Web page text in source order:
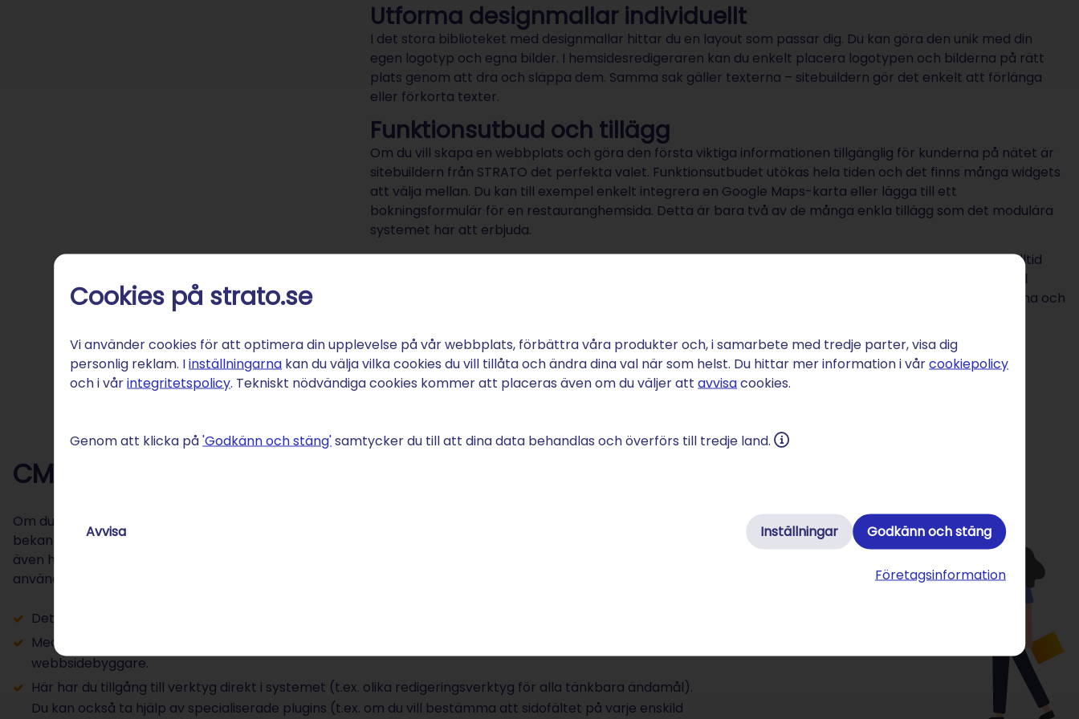
Cookies på strato.se
Vi använder cookies för att optimera din upplevelse på vår webbplats, förbättra våra produkter och, i samarbete med tredje parter, visa dig
personlig reklam. Iinställningarna kan du välja vilka cookies du vill tillåta och ändra dina val när som helst. Du hittar mer information i vårcookiepolicy
och i vårintegritetspolicy. Tekniskt nödvändiga cookies kommer att placeras även om du väljer attavvisacookies.
Genom att klicka på'Godkänn och stäng'samtycker du till att dina data behandlas och överförs till tredje land.
Avvisa Inställningar Godkänn och stäng
Företagsinformation
Utforma designmallar individuellt
I det stora biblioteket med designmallar hittar du en layout som passar dig. Du kan göra den unik med din
egen logotyp och egna bilder. I hemsidesredigeraren kan du enkelt placera logotypen och bilderna på rätt
plats genom att dra och släppa dem. Samma sak gäller texterna – sitebuildern gör det enkelt att förlänga
eller förkorta texter.
Funktionsutbud och tillägg
Om du vill skapa en webbplats och göra den första viktiga informationen tillgänglig för kunderna på nätet är
sitebuildern från STRATO det perfekta valet. Funktionsutbudet utökas hela tiden och det finns många widgets
att välja mellan. Du kan till exempel enkelt integrera en Google Maps-karta eller lägga till ett
bokningsformulär för en restauranghemsida. Detta är bara två av de många enkla tillägg som det modulära
systemet har att erbjuda.
En webbplats med mycket komplexa funktioner som är särskilt anpassad till ditt företag är dock inte alltid
möjlig med webbsidebyggaren. Men frågan är om du faktiskt behöver sådana extrafunktioner. Om du till
exempel driver en läkarmottagning och i första hand vill informera dina patienter om mottagningstiderna och
Till Sitebuilder
CMS WordPress: Flexibilitet som kostar tid
Om du bestämmer dig för att använda ett CMS som WordPress kan du behöva investera lite mer tid och
bekanta dig med det mer komplexa systemet för att komma igång med din egen hemsida. Visserligen kan du
även här använda färdiga designmallar (så kallade ”teman”), men din webbplats blir individuell först när du
använder dig av designanpassningar och plugins (insticksprogram).
Det finns otroligt många teman och plugins som du kan använda.
Med WordPress kan du göra mer specifika designändringar än vad som är möjligt med en
webbsidebyggare.
Här har du tillgång till verktyg direkt i systemet (t.ex. olika redigeringsverktyg för alla tänkbara ändamål).
Du kan också ta hjälp av specialiserade plugins (t.ex. om du vill bestämma att sidofältet på varje enskild